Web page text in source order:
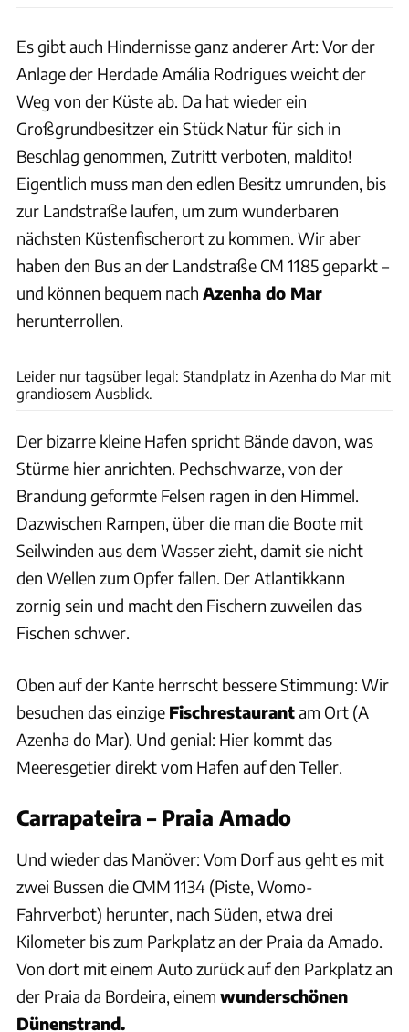
Es gibt auch Hindernisse ganz anderer Art: Vor der
Anlage der Herdade Amália Rodrigues weicht der
Weg von der Küste ab. Da hat wieder ein
Großgrundbesitzer ein Stück Natur für sich in
Beschlag genommen, Zutritt verboten, maldito!
Eigentlich muss man den edlen Besitz umrunden, bis
zur Landstraße laufen, um zum wunderbaren
nächsten Küstenfischerort zu kommen. Wir aber
haben den Bus an der Landstraße CM 1185 geparkt –
und können bequem nach Azenha do Mar
herunterrollen.
Leider nur tagsüber legal: Standplatz in Azenha do Mar mit
grandiosem Ausblick.
Der bizarre kleine Hafen spricht Bände davon, was
Stürme hier anrichten. Pechschwarze, von der
Brandung geformte Felsen ragen in den Himmel.
Dazwischen Rampen, über die man die Boote mit
Seilwinden aus dem Wasser zieht, damit sie nicht
den Wellen zum Opfer fallen. Der Atlantikkann
zornig sein und macht den Fischern zuweilen das
Fischen schwer.
Oben auf der Kante herrscht bessere Stimmung: Wir
besuchen das einzige Fischrestaurantam Ort (A
Azenha do Mar). Und genial: Hier kommt das
Meeresgetier direkt vom Hafen auf den Teller.
Carrapateira – Praia Amado
Und wieder das Manöver: Vom Dorf aus geht es mit
zwei Bussen die CMM 1134 (Piste, Womo-
Fahrverbot) herunter, nach Süden, etwa drei
Kilometer bis zum Parkplatz an der Praia da Amado.
Von dort mit einem Auto zurück auf den Parkplatz an
der Praia da Bordeira, einem wunderschönen
Dünenstrand.